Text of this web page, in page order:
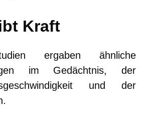
Kraft
ergaben ähnliche
im Gedächtnis, der
und der